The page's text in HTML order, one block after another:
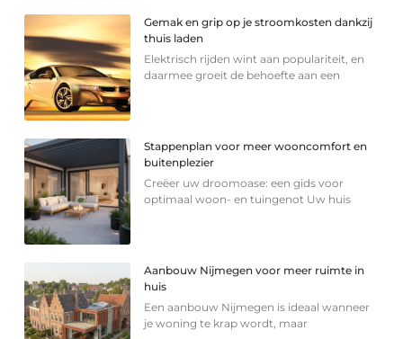
Gemak en grip op je stroomkosten dankzij
thuis laden
Elektrisch rijden wint aan populariteit, en
daarmee groeit de behoefte aan een
Stappenplan voor meer wooncomfort en
buitenplezier
Creëer uw droomoase: een gids voor
optimaal woon- en tuingenot Uw huis
Aanbouw Nijmegen voor meer ruimte in
huis
Een aanbouw Nijmegen is ideaal wanneer
je woning te krap wordt, maar